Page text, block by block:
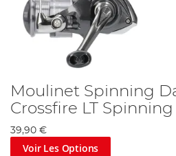
Moulinet Spinning
Crossfire LT Spinning
39,90 €
Voir Les Options